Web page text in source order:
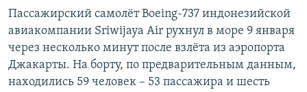
Пассажирский самолёт Boeing-737 индонезийской
авиакомпании Sriwijaya Air рухнул в море 9 января
через несколько минут после взлёта из аэропорта
Джакарты. На борту, по предварительным данным,
находились 59 человек – 53 пассажира и шесть